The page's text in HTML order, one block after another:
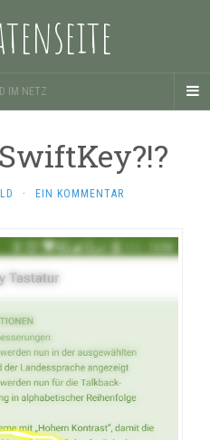
IM NETZ
· EIN KOMMENTAR